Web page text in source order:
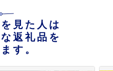
見た人は
返礼品を
す。